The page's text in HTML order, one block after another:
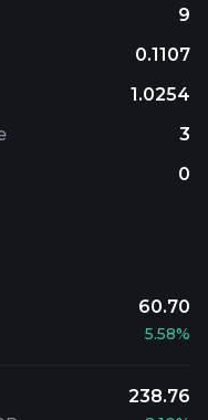
9
0.1107
1.0254
3
0
60.70
5.58%
238.76